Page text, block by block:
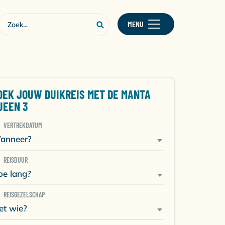
MENU
JOUW DUIKREIS MET DE MANTA
3
VERTREKDATUM
REISDUUR
lang?
REISGEZELSCHAP
wie?